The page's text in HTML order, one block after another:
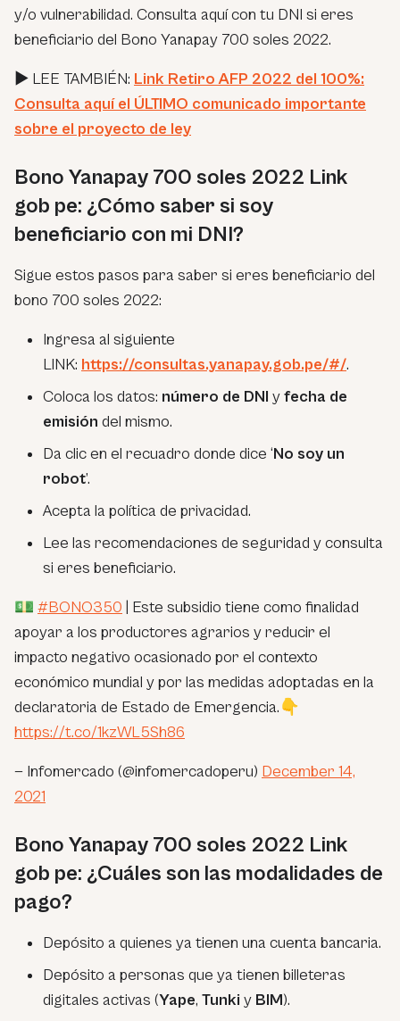
y/o vulnerabilidad. Consulta aquí con tu DNI si eres
beneficiario del Bono Yanapay 700 soles 2022.
► LEE TAMBIÉN: Link Retiro AFP 2022 del 100%:
Consulta aquí el ÚLTIMO comunicado importante
sobre el proyecto de ley
Bono Yanapay 700 soles 2022 Link
gob pe: ¿Cómo saber si soy
beneficiario con mi DNI?
Sigue estos pasos para saber si eres beneficiario del
bono 700 soles 2022:
Ingresa al siguiente
LINK: https://consultas.yanapay.gob.pe/#/.
Coloca los datos: número de DNI yfecha de
emisión del mismo.
Da clic en el recuadro donde dice ‘No soy un
robot’.
Acepta la política de privacidad.
Lee las recomendaciones de seguridad y consulta
si eres beneficiario.
💵 #BONO350 | Este subsidio tiene como finalidad
apoyar a los productores agrarios y reducir el
impacto negativo ocasionado por el contexto
económico mundial y por las medidas adoptadas en la
declaratoria de Estado de Emergencia.👇
https://t.co/1kzWL5Sh86
— Infomercado (@infomercadoperu) December 14,
2021
Bono Yanapay 700 soles 2022 Link
gob pe: ¿Cuáles son las modalidades de
pago?
Depósito a quienes ya tienen una cuenta bancaria.
Depósito a personas que ya tienen billeteras
digitales activas (Yape, Tunki y BIM).